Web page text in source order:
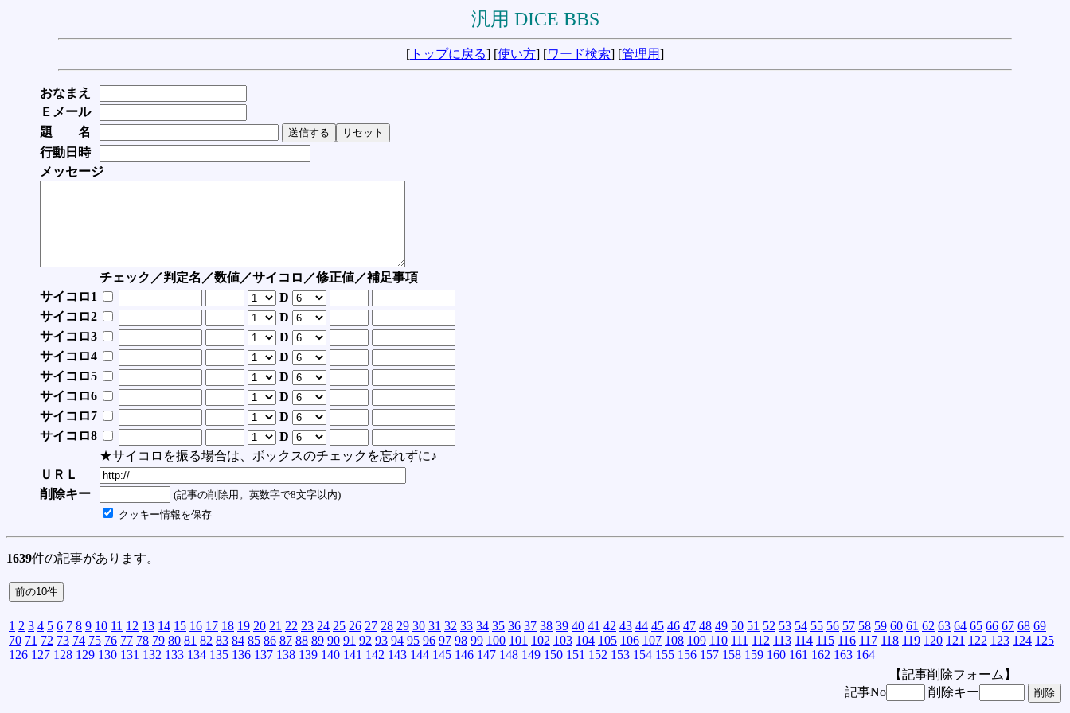
汎用 DICE BBS
[ トップに戻る] [使い方] [ワード検索] [管理用]
おなまえ
Ｅメール
題 名
行動日時
メッセージ
チェック／判定名／数値／サイコロ／修正値／補足事項
サイコロ1
D
サイコロ2
D
サイコロ3
D
サイコロ4
D
サイコロ5
D
サイコロ6
D
サイコロ7
D
サイコロ8
D
★サイコロを振る場合は、ボックスのチェックを忘れずに♪
ＵＲＬ
削除キー
(記事の削除用。英数字で8文字以内)
クッキー情報を保存
1639件の記事があります。
1 2 3 4 5 6 7 8 9 10 11 12 13 14 15 16 17 18 19 20 21 22 23 24 25 26 27 28 29 30 31 32 33 34 35 36 37 38 39 40 41 42 43 44 45 46 47 48 49 50 51 52 53 54 55 56 57 58 59 60 61 62 63 64 65 66 67 68 69
70 71 72 73 74 75 76 77 78 79 80 81 82 83 84 85 86 87 88 89 90 91 92 93 94 95 96 97 98 99 100 101 102 103 104 105 106 107 108 109 110 111 112 113 114 115 116 117 118 119 120 121 122 123 124 125
126 127 128 129 130 131 132 133 134 135 136 137 138 139 140 141 142 143 144 145 146 147 148 149 150 151 152 153 154 155 156 157 158 159 160 161 162 163 164
【記事削除フォーム】
記事No
削除キー